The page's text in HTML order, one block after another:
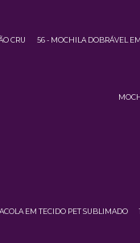
CRU 56 - MOCHILA DOBRÁVEL
EM TECIDO PET SUBLIMADO